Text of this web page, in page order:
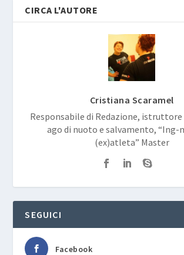
CIRCA L'AUTORE
Cristiana Scaramel
Responsabile di Redazione,
ago di nuoto e salvamento, “Ing-
(ex)atleta” Master
SEGUICI
Facebook